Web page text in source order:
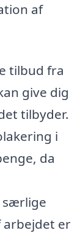
af
tilbud fra
give dig
tilbyder.
i
da
særlige
arbejdet er